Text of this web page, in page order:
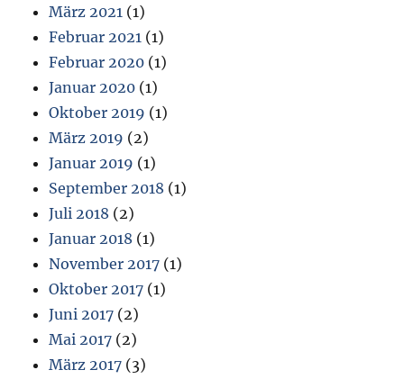
März 2021 (1)
Februar 2021 (1)
Februar 2020 (1)
Januar 2020 (1)
Oktober 2019 (1)
März 2019 (2)
Januar 2019 (1)
September 2018 (1)
Juli 2018 (2)
Januar 2018 (1)
November 2017 (1)
Oktober 2017 (1)
Juni 2017 (2)
Mai 2017 (2)
März 2017 (3)